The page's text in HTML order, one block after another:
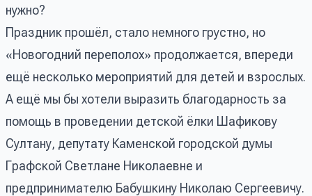
нужно?
Праздник прошёл, стало немного грустно, но
«Новогодний переполох» продолжается, впереди
ещё несколько мероприятий для детей и взрослых.
А ещё мы бы хотели выразить благодарность за
помощь в проведении детской ёлки Шафикову
Султану, депутату Каменской городской думы
Графской Светлане Николаевне и
предпринимателю Бабушкину Николаю Сергеевичу.